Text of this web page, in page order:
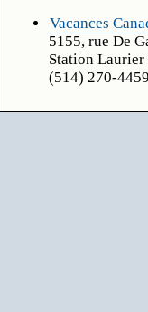
Vacances
5155, rue De
Station Laurier
(514) 270-